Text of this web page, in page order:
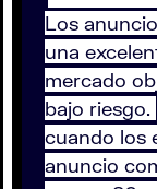
Los
una
mercado
bajo riesgo.
cuando los
anuncio